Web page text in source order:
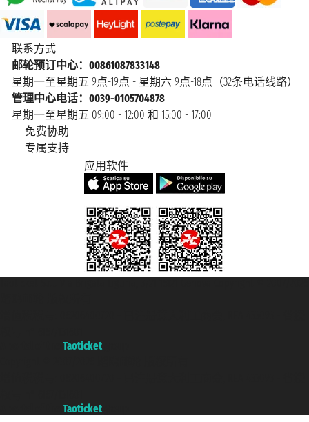
联系方式
邮轮预订中心：00861087833148
星期一至星期五 9点-19点 - 星期六 9点-18点（32条电话线路）
管理中心电话：0039-0105704878
星期一至星期五 09:00 - 12:00 和 15:00 - 17:00
免费协助
专属支持
应用软件
Taoticket
Taoticket